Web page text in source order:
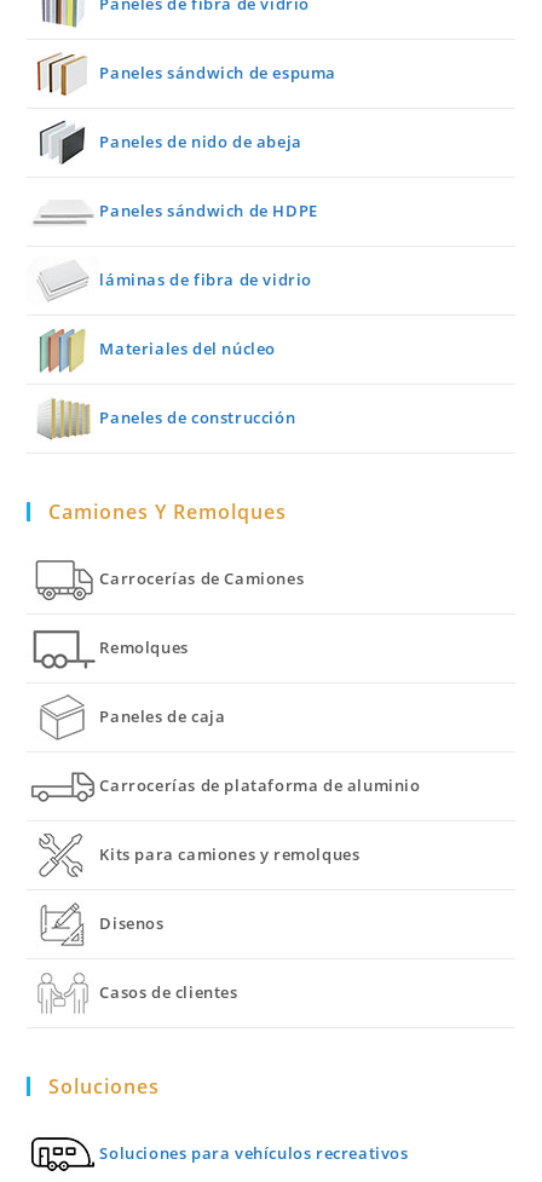
Paneles sándwich de espuma
Paneles de nido de abeja
Paneles sándwich de HDPE
láminas de fibra de vidrio
Materiales del núcleo
Paneles de construcción
Camiones Y Remolques
Carrocerías de Camiones
Remolques
Paneles de caja
Carrocerías de plataforma de aluminio
Kits para camiones y remolques
Disenos
Casos de clientes
Soluciones
Soluciones para vehículos recreativos